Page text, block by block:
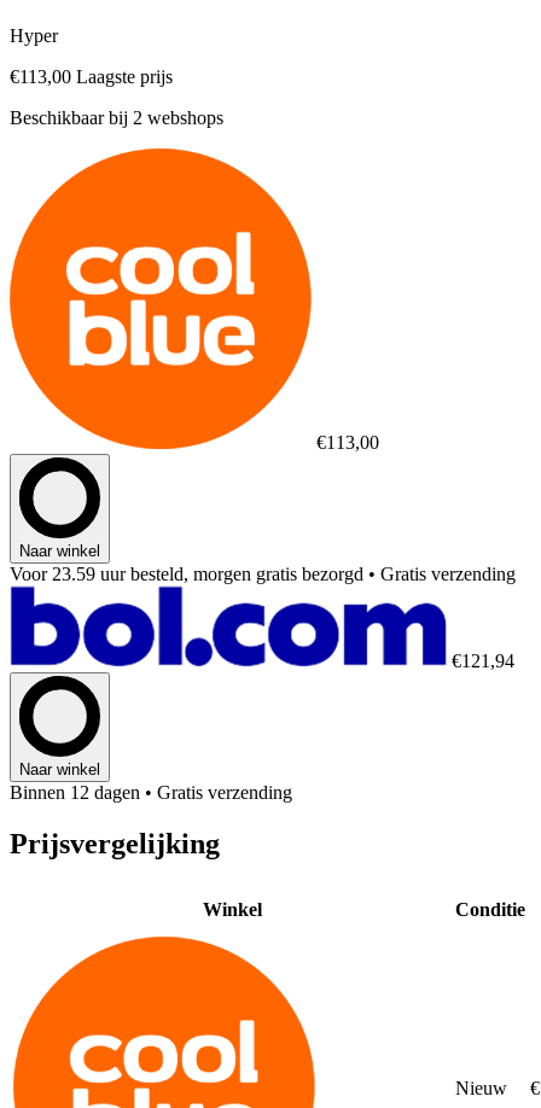
Hyper
€113,00 Laagste prijs
Beschikbaar bij 2 webshops
€113,00
Naar winkel
Voor 23.59 uur besteld, morgen gratis bezorgd • Gratis verzending
€121,94
Naar winkel
Binnen 12 dagen • Gratis verzending
Prijsvergelijking
Winkel Conditie
Nieuw